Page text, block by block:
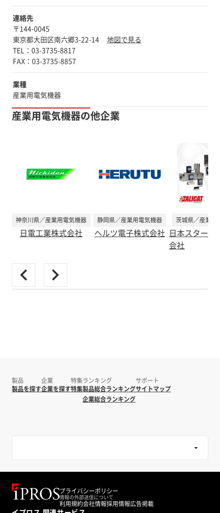
連絡先
〒144-0045
東京都大田区南六郷3-22-14
地図で見る
TEL：03-3735-8817
業種
産業用電気機器
産業用電気機器の他企業
神奈川県／産業用電気機器
日電工業株式会社
静岡県／産業用電気機器
ヘルツ電子株式会社
茨城県／産業用
日本スターテ
会社
製品
製品を探す
企業
企業を探す
特集
特集
ランキング
製品総合ランキング
企業総合ランキング
サポート
サイトマップ
プライバシーポリシー
情報の外部送信について
利用規約会社情報採用情報広告掲載